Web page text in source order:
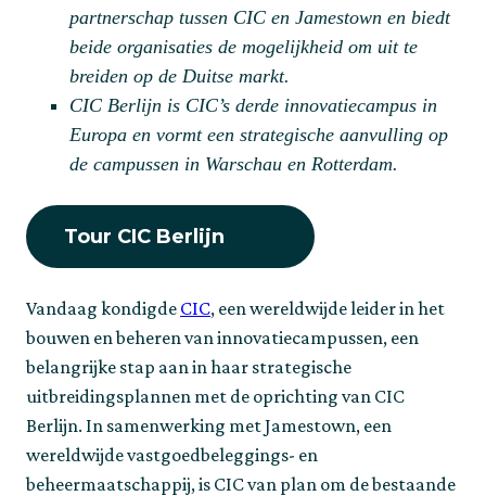
partnerschap tussen CIC en Jamestown en biedt
beide organisaties de mogelijkheid om uit te
breiden op de Duitse markt.
CIC Berlijn is CIC’s derde innovatiecampus in
Europa en vormt een strategische aanvulling op
de campussen in Warschau en Rotterdam.
Tour CIC Berlijn
Vandaag kondigde CIC, een wereldwijde leider in het
bouwen en beheren van innovatiecampussen, een
belangrijke stap aan in haar strategische
uitbreidingsplannen met de oprichting van CIC
Berlijn. In samenwerking met Jamestown, een
wereldwijde vastgoedbeleggings- en
beheermaatschappij, is CIC van plan om de bestaande